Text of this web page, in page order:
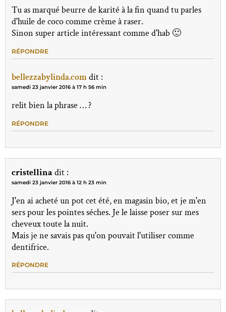
Tu as marqué beurre de karité à la fin quand tu parles
d'huile de coco comme crème à raser.
Sinon super article intéressant comme d'hab 🙂
RÉPONDRE
bellezzabylinda.comdit :
samedi 23 janvier 2016 à 17 h 56 min
relit bien la phrase … ?
RÉPONDRE
cristellina dit :
samedi 23 janvier 2016 à 12 h 23 min
J'en ai acheté un pot cet été, en magasin bio, et je m'en
sers pour les pointes séches. Je le laisse poser sur mes
cheveux toute la nuit.
Mais je ne savais pas qu'on pouvait l'utiliser comme
dentifrice.
RÉPONDRE